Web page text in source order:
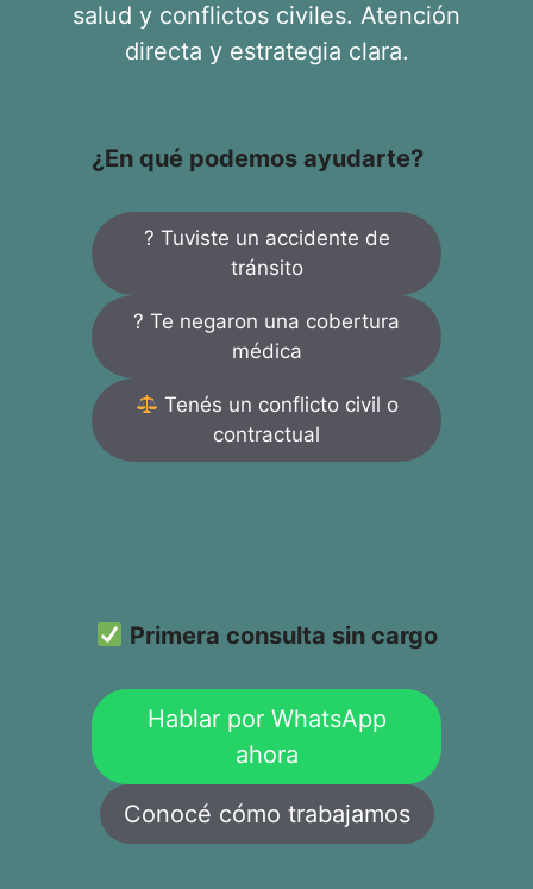
salud y conflictos civiles. Atención
directa y estrategia clara.
¿En qué podemos ayudarte?
? Tuviste un accidente de
tránsito
? Te negaron una cobertura
médica
Tenés un conflicto civil o
contractual
Primera consulta sin cargo
Hablar por WhatsApp
ahora
Conocé cómo trabajamos